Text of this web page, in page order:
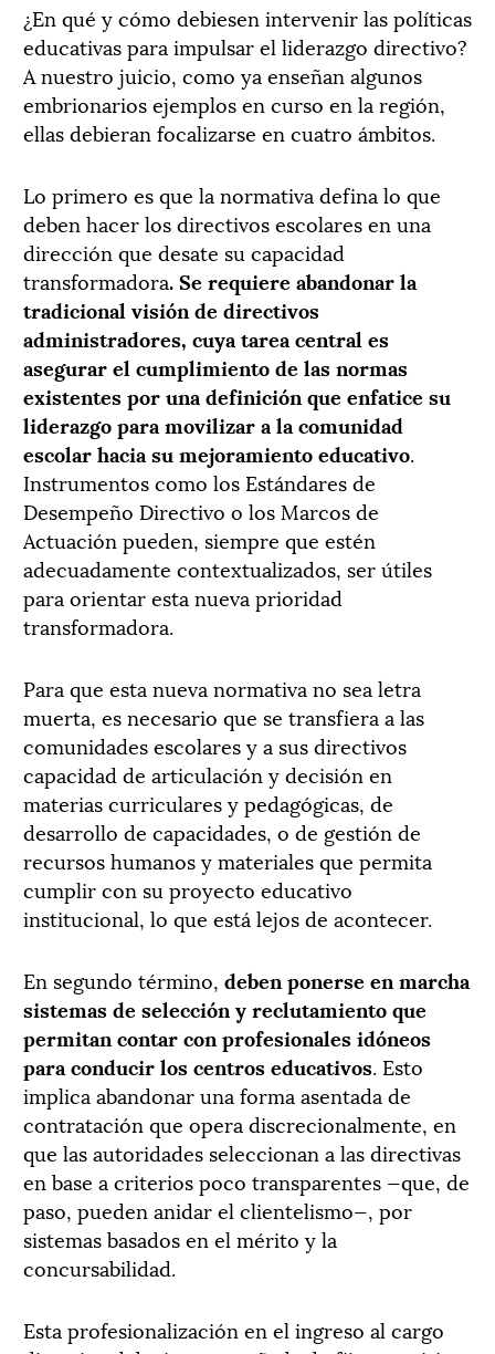
¿En qué y cómo debiesen intervenir las políticas
educativas para impulsar el liderazgo directivo?
A nuestro juicio, como ya enseñan algunos
embrionarios ejemplos en curso en la región,
ellas debieran focalizarse en cuatro ámbitos.
Lo primero es que la normativa defina lo que
deben hacer los directivos escolares en una
dirección que desate su capacidad
transformadora. Se requiere abandonar la
tradicional visión de directivos
administradores, cuya tarea central es
asegurar el cumplimiento de las normas
existentes por una definición que enfatice su
liderazgo para movilizar a la comunidad
escolar hacia su mejoramiento educativo.
Instrumentos como los Estándares de
Desempeño Directivo o los Marcos de
Actuación pueden, siempre que estén
adecuadamente contextualizados, ser útiles
para orientar esta nueva prioridad
transformadora.
Para que esta nueva normativa no sea letra
muerta, es necesario que se transfiera a las
comunidades escolares y a sus directivos
capacidad de articulación y decisión en
materias curriculares y pedagógicas, de
desarrollo de capacidades, o de gestión de
recursos humanos y materiales que permita
cumplir con su proyecto educativo
institucional, lo que está lejos de acontecer.
En segundo término, deben ponerse en marcha
sistemas de selección y reclutamiento que
permitan contar con profesionales idóneos
para conducir los centros educativos. Esto
implica abandonar una forma asentada de
contratación que opera discrecionalmente, en
que las autoridades seleccionan a las directivas
en base a criterios poco transparentes —que, de
paso, pueden anidar el clientelismo—, por
sistemas basados en el mérito y la
concursabilidad.
Esta profesionalización en el ingreso al cargo